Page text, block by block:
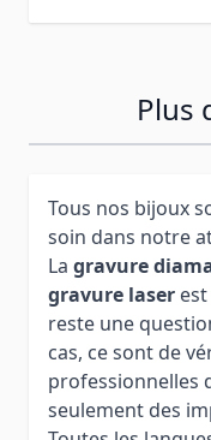
Plus
Tous nos bijoux
soin dans notre
La gravure
gravure laser
reste une
cas, ce sont de
professionnelles
seulement des